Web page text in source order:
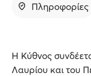
Πληροφορίες
Η Κύθνος
Λαυρίου και του